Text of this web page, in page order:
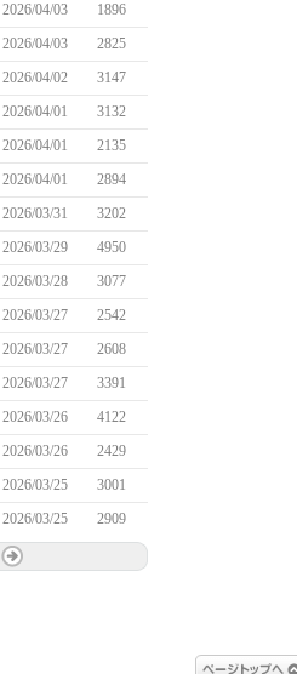
2026/04/03
1896
2026/04/03
2825
2026/04/02
3147
2026/04/01
3132
2026/04/01
2135
2026/04/01
2894
2026/03/31
3202
2026/03/29
4950
2026/03/28
3077
2026/03/27
2542
2026/03/27
2608
2026/03/27
3391
2026/03/26
4122
2026/03/26
2429
2026/03/25
3001
2026/03/25 2909